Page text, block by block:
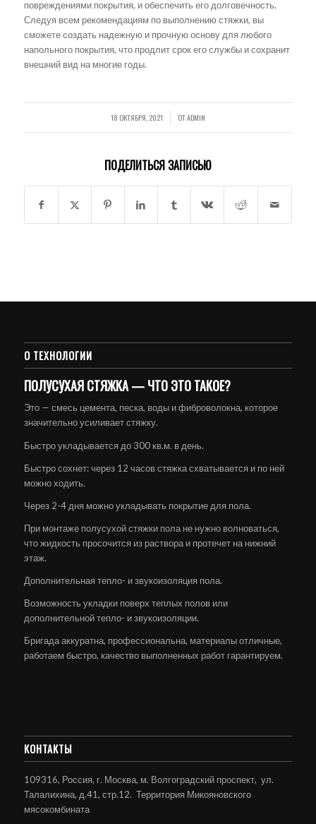
повреждениями покрытия, и обеспечить его долговечность.
Следуя всем рекомендациям по выполнению стяжки, вы
сможете создать надежную и прочную основу для любого
напольного покрытия, что продлит срок его службы и сохранит
внешний вид на многие годы.
18 ОКТЯБРЯ, 2021
/ ОТADMIN
ПОДЕЛИТЬСЯ ЗАПИСЬЮ
О ТЕХНОЛОГИИ
ПОЛУСУХАЯ СТЯЖКА — ЧТО ЭТО ТАКОЕ?
Это — смесь цемента, песка, воды и фиброволокна, которое
значительно усиливает стяжку.
Быстро укладывается до 300 кв.м. в день.
Быстро сохнет: через 12 часов стяжка схватывается и по ней
можно ходить.
Через 2-4 дня можно укладывать покрытие для пола.
При монтаже полусухой стяжки пола не нужно волноваться,
что жидкость просочится из раствора и протечет на нижний
этаж.
Дополнительная тепло- и звукоизоляция пола.
Возможность укладки поверх теплых полов или
дополнительной тепло- и звукоизоляции.
Бригада аккуратна, профессиональна, материалы отличные,
работаем быстро, качество выполненных работ гарантируем.
КОНТАКТЫ
109316, Россия, г. Москва, м. Волгоградский проспект, ул.
Талалихина, д.41, стр.12. Территория Микояновского
мясокомбината